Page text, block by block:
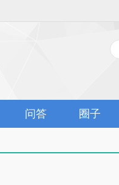
问答 圈子